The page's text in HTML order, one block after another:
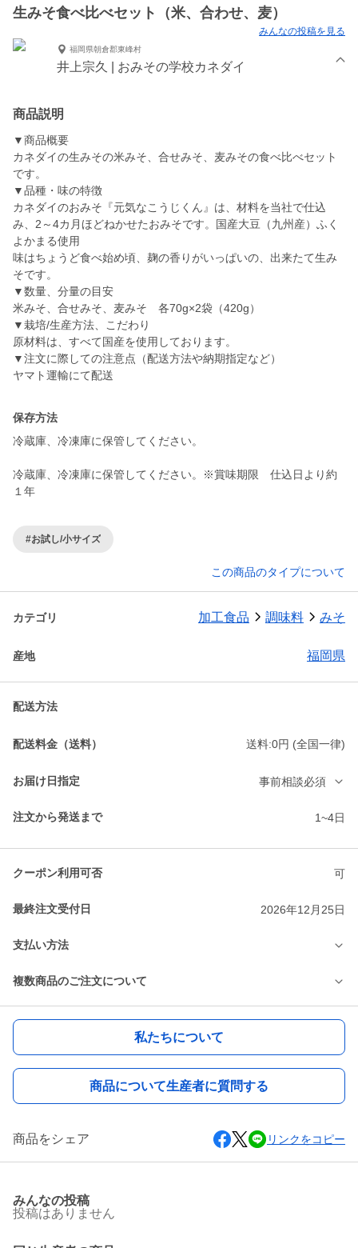
生みそ食べ比べセット（米、合わせ、麦）
みんなの投稿を見る
福岡県朝倉郡東峰村
井上宗久 | おみその学校カネダイ
商品説明
▼商品概要
カネダイの生みその米みそ、合せみそ、麦みその食べ比べセット
です。
▼品種・味の特徴
カネダイのおみそ『元気なこうじくん』は、材料を当社で仕込
み、2～4カ月ほどねかせたおみそです。国産大豆（九州産）ふく
よかまる使用
味はちょうど食べ始め頃、麹の香りがいっぱいの、出来たて生み
そです。
▼数量、分量の目安
米みそ、合せみそ、麦みそ 各70g×2袋（420g）
▼栽培/生産方法、こだわり
原材料は、すべて国産を使用しております。
▼注文に際しての注意点（配送方法や納期指定など）
ヤマト運輸にて配送
保存方法
冷蔵庫、冷凍庫に保管してください。
冷蔵庫、冷凍庫に保管してください。※賞味期限 仕込日より約
１年
#お試し/小サイズ
この商品のタイプについて
カテゴリ 加工食品 調味料 みそ
産地 福岡県
配送方法
配送料金（送料） 送料:0円 (全国一律)
お届け日指定 事前相談必須
注文から発送まで 1~4日
クーポン利用可否 可
最終注文受付日 2026年12月25日
支払い方法
複数商品のご注文について
私たちについて
商品について生産者に質問する
商品をシェア リンクをコピー
みんなの投稿
投稿はありません